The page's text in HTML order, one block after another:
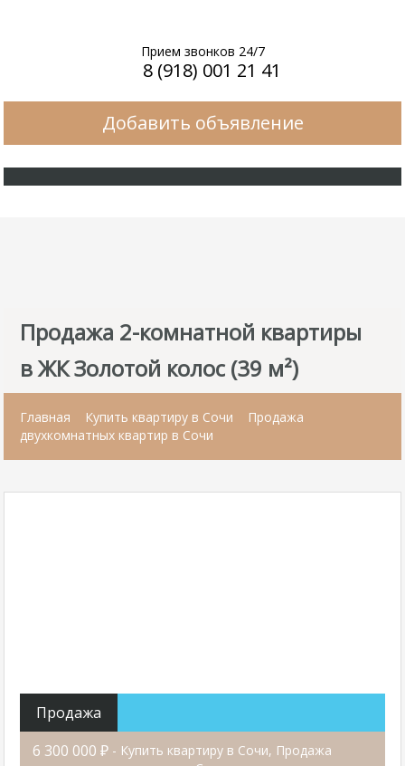
Прием звонков 24/7
8 (918) 001 21 41
Добавить объявление
Продажа 2-комнатной квартиры
в ЖК Золотой колос (39 м²)
Главная Купить квартиру в Сочи
Продажа
двухкомнатных квартир в Сочи
Продажа
6 300 000 ₽ - Купить квартиру в Сочи, Продажа